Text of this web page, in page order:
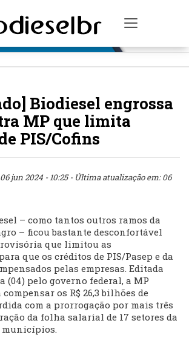
Toggle
Biodiesel engrossa
MP que limita
PIS/Cofins
06 jun 2024 - 10:25- Última atualização em: 06
– como tantos outros ramos da
– ficou bastante desconfortável
que limitou as
que os créditos de PIS/Pasep e da
pelas empresas. Editada
(04) pelo governo federal, a MP
compensar os R$ 26,3 bilhões de
com a prorrogação por mais três
da folha salarial de 17 setores da
municípios.